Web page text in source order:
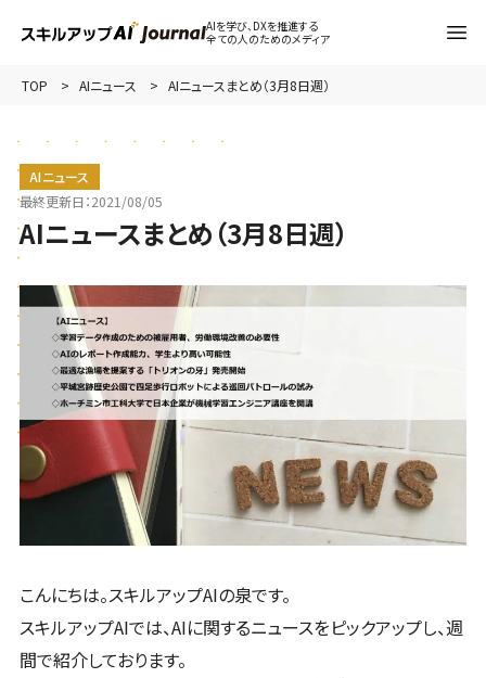
AIを学び、DXを推進する
全ての人のためのメディア
TOP AIニュース AIニュースまとめ（3月8日週）
AIニュース
最終更新日：2021/08/05
AIニュースまとめ（3月8日週）
こんにちは。スキルアップAIの泉です。
スキルアップAIでは、AIに関するニュースをピックアップし、週
間で紹介しております。